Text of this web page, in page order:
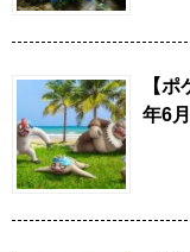
【
年6